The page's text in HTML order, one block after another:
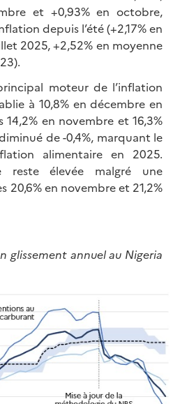
et +0,93% en octobre,
depuis l’été (+2,17% en
2025, +2,52% en moyenne
moteur de l’inflation
à 10,8% en décembre en
14,2% en novembre et 16,3%
de -0,4%, marquant le
alimentaire en 2025.
reste élevée malgré une
20,6% en novembre et 21,2%
glissement annuel au Nigeria